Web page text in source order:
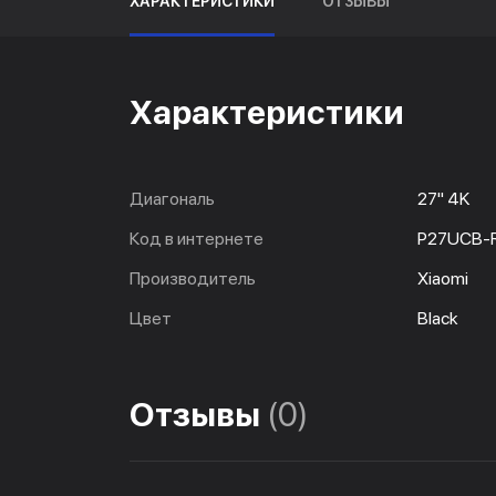
Характеристики
Диагональ
27" 4K
Код в интернете
P27UCB-
Производитель
Xiaomi
Цвет
Black
Отзывы (0)